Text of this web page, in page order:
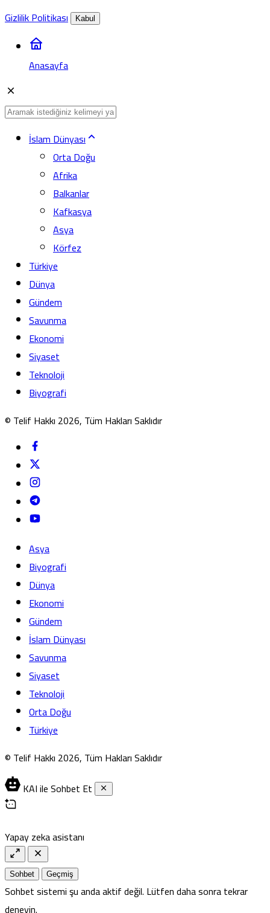
Gizlilik Politikası
Kabul
Anasayfa
İslam Dünyası
Orta Doğu
Afrika
Balkanlar
Kafkasya
Asya
Körfez
Türkiye
Dünya
Gündem
Savunma
Ekonomi
Siyaset
Teknoloji
Biyografi
© Telif Hakkı 2026, Tüm Hakları Saklıdır
Asya
Biyografi
Dünya
Ekonomi
Gündem
İslam Dünyası
Savunma
Siyaset
Teknoloji
Orta Doğu
Türkiye
© Telif Hakkı 2026, Tüm Hakları Saklıdır
KAI ile Sohbet Et
Yapay zeka asistanı
Sohbet Geçmiş
Sohbet sistemi şu anda aktif değil. Lütfen daha sonra tekrar
deneyin.